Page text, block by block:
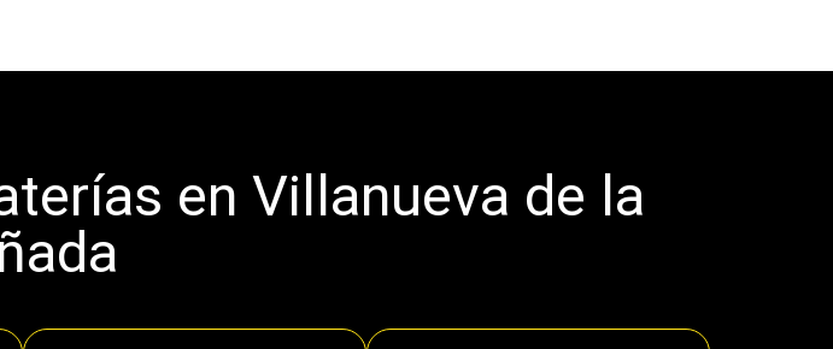
en Villanueva de la